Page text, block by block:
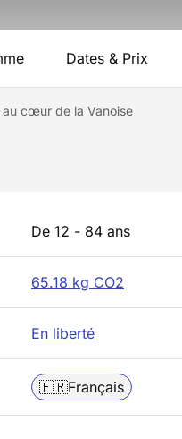
Dates & Prix
cœur de la Vanoise
De 12 - 84 ans
65.18 kg CO2
En liberté
🇫🇷Français